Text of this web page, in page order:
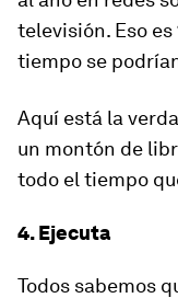
televisión. Eso es
tiempo se
Aquí está la
un montón de
todo el tiempo
4. Ejecuta
Todos sabemos